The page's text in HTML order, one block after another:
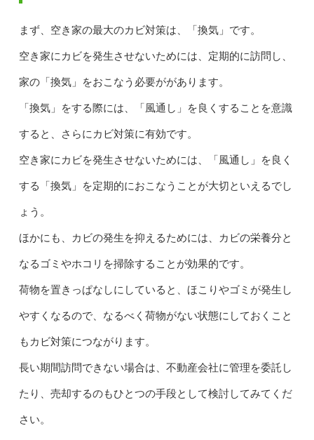
まず、空き家の最大のカビ対策は、「換気」です。
空き家にカビを発生させないためには、定期的に訪問し、
家の「換気」をおこなう必要ががあります。
「換気」をする際には、「風通し」を良くすることを意識
すると、さらにカビ対策に有効です。
空き家にカビを発生させないためには、「風通し」を良く
する「換気」を定期的におこなうことが大切といえるでし
ょう。
ほかにも、カビの発生を抑えるためには、カビの栄養分と
なるゴミやホコリを掃除することが効果的です。
荷物を置きっぱなしにしていると、ほこりやゴミが発生し
やすくなるので、なるべく荷物がない状態にしておくこと
もカビ対策につながります。
長い期間訪問できない場合は、不動産会社に管理を委託し
たり、売却するのもひとつの手段として検討してみてくだ
さい。